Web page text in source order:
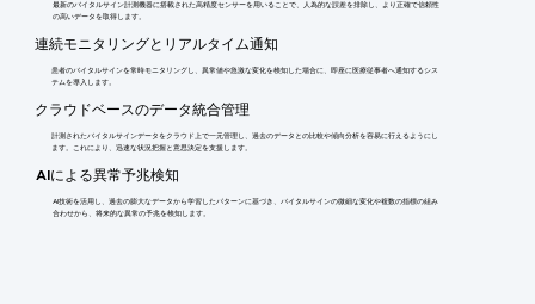
最新のバイタルサイン計測機器に搭載された高精度センサーを用いることで、人為的な誤差を排除し、より正確で信頼性
の高いデータを取得します。
連続モニタリングとリアルタイム通知
患者のバイタルサインを常時モニタリングし、異常値や急激な変化を検知した場合に、即座に医療従事者へ通知するシス
テムを導入します。
クラウドベースのデータ統合管理
計測されたバイタルサインデータをクラウド上で一元管理し、過去のデータとの比較や傾向分析を容易に行えるようにし
ます。これにより、迅速な状況把握と意思決定を支援します。
AIによる異常予兆検知
AI技術を活用し、過去の膨大なデータから学習したパターンに基づき、バイタルサインの微細な変化や複数の指標の組み
合わせから、将来的な異常の予兆を検知します。